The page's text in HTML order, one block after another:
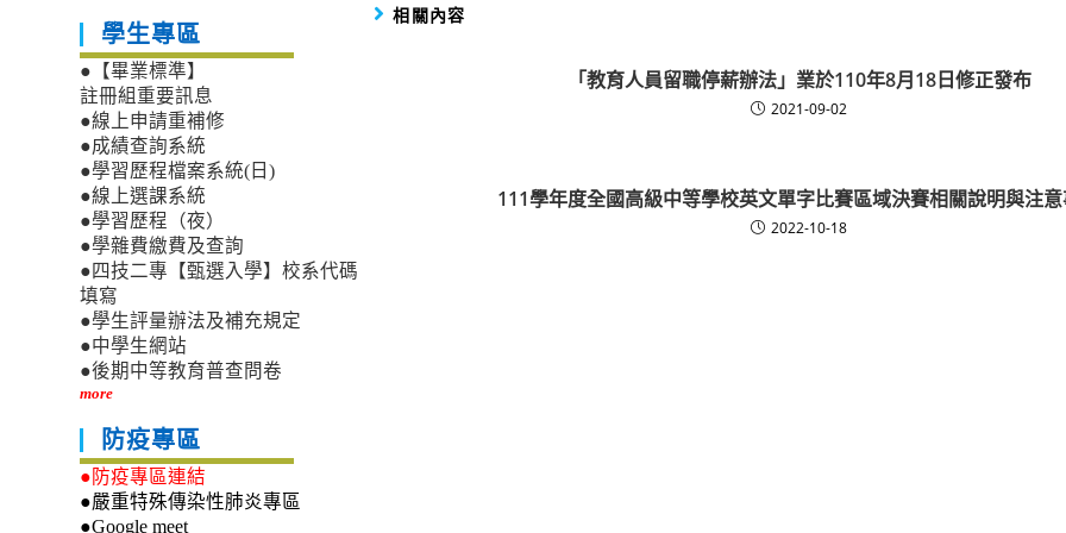
相關內容
「教育人員留職停薪辦法」業於110年8月18日修正發布
2021-09-02
111學年度全國高級中等學校英文單字比賽區域決賽相關說明與注
2022-10-18
學生專區
●【畢業標準】
註冊組重要訊息
●線上申請重補修
●成績查詢系統
●學習歷程檔案系統(日)
●線上選課系統
●學習歷程（夜）
●學雜費繳費及查詢
●四技二專【甄選入學】校系代碼
填寫
●學生評量辦法及補充規定
●中學生網站
●後期中等教育普查問卷
more
防疫專區
●防疫專區連結
●嚴重特殊傳染性肺炎專區
●Google meet